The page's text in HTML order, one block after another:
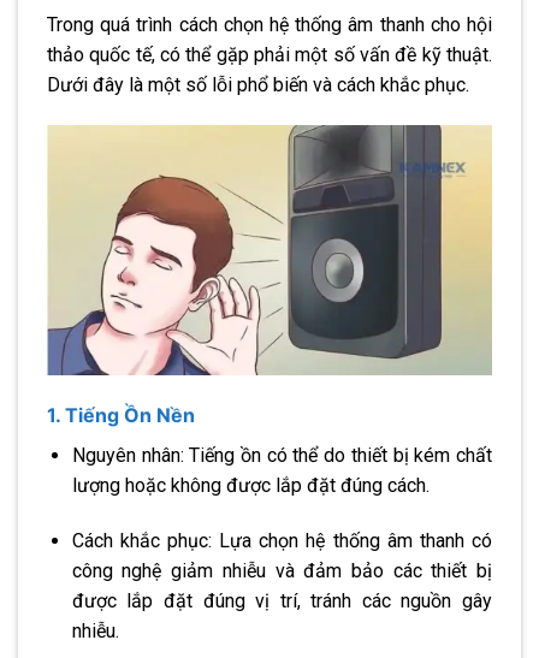
Trong quá trình cách chọn hệ thống âm thanh cho hội
thảo quốc tế, có thể gặp phải một số vấn đề kỹ thuật.
Dưới đây là một số lỗi phổ biến và cách khắc phục.
1. Tiếng Ồn Nền
Nguyên nhân: Tiếng ồn có thể do thiết bị kém chất
lượng hoặc không được lắp đặt đúng cách.
Cách khắc phục: Lựa chọn hệ thống âm thanh có
công nghệ giảm nhiễu và đảm bảo các thiết bị
được lắp đặt đúng vị trí, tránh các nguồn gây
nhiễu.